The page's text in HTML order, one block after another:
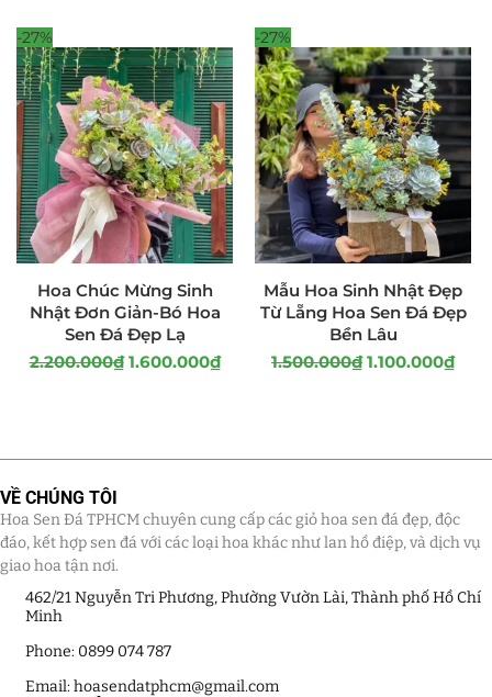
-27%
Hoa Chúc Mừng Sinh
Nhật Đơn Giản-Bó Hoa
Sen Đá Đẹp Lạ
2.200.000₫ 1.600.000₫
-27%
Mẫu Hoa Sinh Nhật Đẹp
Từ Lẵng Hoa Sen Đá Đẹp
Bền Lâu
1.500.000₫ 1.100.000₫
VỀ CHÚNG TÔI
Hoa Sen Đá TPHCM chuyên cung cấp các giỏ hoa sen đá đẹp, độc
đáo, kết hợp sen đá với các loại hoa khác như lan hồ điệp, và dịch vụ
giao hoa tận nơi.
462/21 Nguyễn Tri Phương, Phường Vườn Lài, Thành phố Hồ Chí
Minh
Phone: 0899 074 787
Email: hoasendatphcm@gmail.com